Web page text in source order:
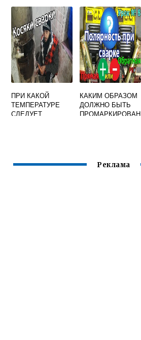
ЭЛЕКТРОННОМ
ВИДЕ
ПРИ КАКОЙ
ТЕМПЕРАТУРЕ
СЛЕДУЕТ
КЛАССА
КАКИМ ОБРАЗОМ
ДОЛЖНО БЫТЬ
ПРОМАРКИРОВАН
Реклама